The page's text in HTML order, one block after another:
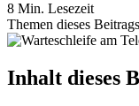
8 Min. Lesezeit
Themen dieses
Inhalt dieses